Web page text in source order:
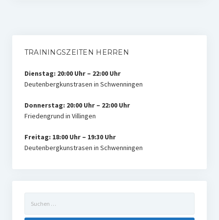
TRAININGSZEITEN HERREN
Dienstag: 20:00 Uhr – 22:00 Uhr
Deutenbergkunstrasen in Schwenningen
Donnerstag: 20:00 Uhr – 22:00 Uhr
Friedengrund in Villingen
Freitag: 18:00 Uhr – 19:30 Uhr
Deutenbergkunstrasen in Schwenningen
nach: